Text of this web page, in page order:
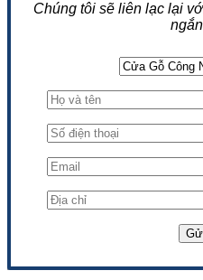
Chúng tôi sẽ liên lạc lại